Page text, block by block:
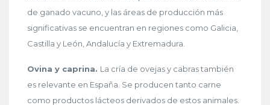
de ganado vacuno, y las áreas de producción más
significativas se encuentran en regiones como Galicia,
Castilla y León, Andalucía y Extremadura.
Ovina y caprina. La cría de ovejas y cabras también
es relevante en España. Se producen tanto carne
como productos lácteos derivados de estos animales.